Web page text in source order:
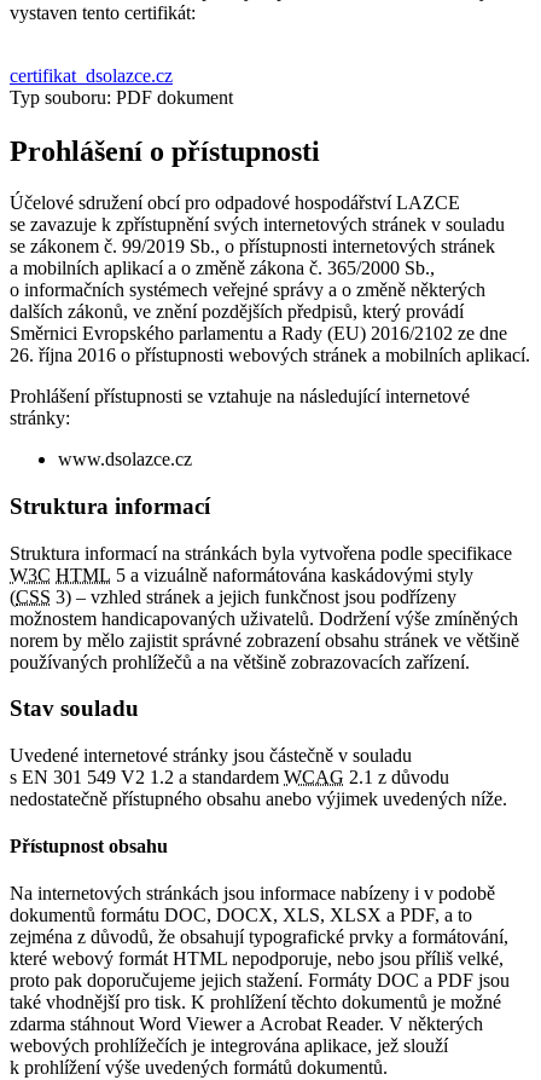
vystaven tento certifikát:
certifikat_dsolazce.cz
Typ souboru: PDF dokument
Prohlášení o přístupnosti
Účelové sdružení obcí pro odpadové hospodářství LAZCE
se zavazuje k zpřístupnění svých internetových stránek v souladu
se zákonem č. 99/2019 Sb., o přístupnosti internetových stránek
a mobilních aplikací a o změně zákona č. 365/2000 Sb.,
o informačních systémech veřejné správy a o změně některých
dalších zákonů, ve znění pozdějších předpisů, který provádí
Směrnici Evropského parlamentu a Rady (EU) 2016/2102 ze dne
26. října 2016 o přístupnosti webových stránek a mobilních aplikací.
Prohlášení přístupnosti se vztahuje na následující internetové
stránky:
www.dsolazce.cz
Struktura informací
Struktura informací na stránkách byla vytvořena podle specifikace
W3C HTML 5 a vizuálně naformátována kaskádovými styly
(CSS 3) – vzhled stránek a jejich funkčnost jsou podřízeny
možnostem handicapovaných uživatelů. Dodržení výše zmíněných
norem by mělo zajistit správné zobrazení obsahu stránek ve většině
používaných prohlížečů a na většině zobrazovacích zařízení.
Stav souladu
Uvedené internetové stránky jsou částečně v souladu
s EN 301 549 V2 1.2 a standardem WCAG 2.1 z důvodu
nedostatečně přístupného obsahu anebo výjimek uvedených níže.
Přístupnost obsahu
Na internetových stránkách jsou informace nabízeny i v podobě
dokumentů formátu DOC, DOCX, XLS, XLSX a PDF, a to
zejména z důvodů, že obsahují typografické prvky a formátování,
které webový formát HTML nepodporuje, nebo jsou příliš velké,
proto pak doporučujeme jejich stažení. Formáty DOC a PDF jsou
také vhodnější pro tisk. K prohlížení těchto dokumentů je možné
zdarma stáhnout Word Viewer a Acrobat Reader. V některých
webových prohlížečích je integrována aplikace, jež slouží
k prohlížení výše uvedených formátů dokumentů.